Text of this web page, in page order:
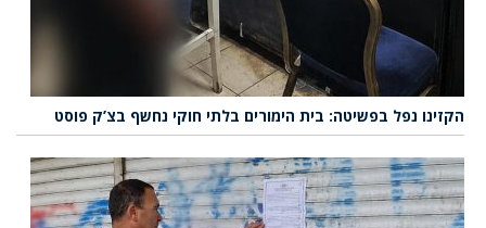
הקזינו נפל בפשיטה: בית הימורים בלתי חוקי נחשף בצ’ק פוסט